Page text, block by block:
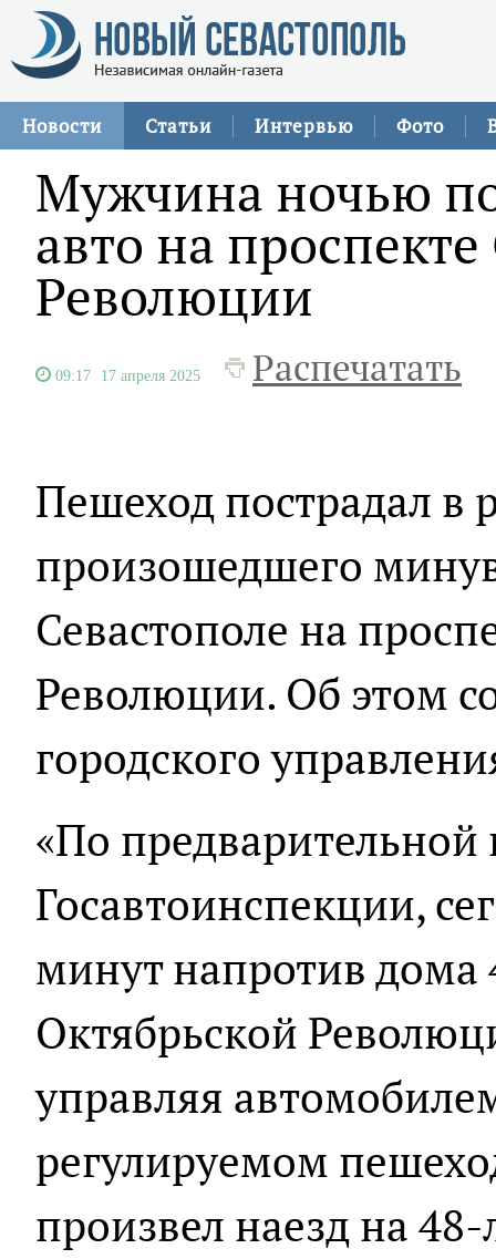
Новости Статьи Интервью Фото
Мужчина ночью
авто на
Революции
09:17 17 апреля 2025 Распечатать
Пешеход пострадал в
произошедшего
Севастополе на
Революции. Об этом
городского
«По
Госавтоинспекции,
минут напротив дома
Октябрьской
управляя
регулируемом
произвел наезд на